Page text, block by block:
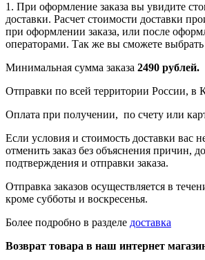
1. При оформление заказа вы увидите
доставки. Расчет стоимости доставки
при оформлении заказа, или после
операторами. Так же вы сможете
Минимальная сумма заказа 2490 рублей.
Отправки по всей территории России, в
Оплата при получении, по счету или
Если условия и стоимость доставки вас
отменить заказ без объяснения причин,
подтверждения и отправки заказа.
Отправка заказов осуществляется в
кроме субботы и воскресенья.
Более подробно в разделе доставка
Возврат товара в наш интернет